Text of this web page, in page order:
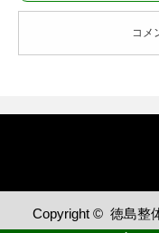
コメ
Copyright © 徳島整